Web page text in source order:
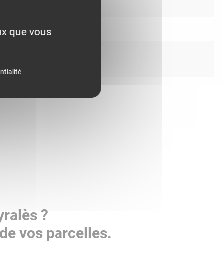
?
vos parcelles.
que vous